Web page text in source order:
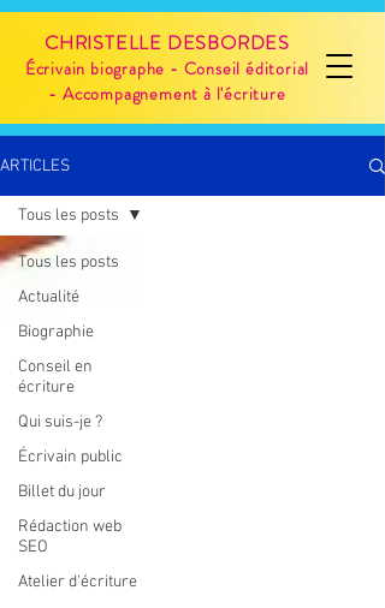
CHRISTELLE DESBORDES
Écrivain biographe - Conseil éditorial
- Accompagnement à l'écriture
ARTICLES
Tous les posts
Actualité
Biographie
Conseil en
écriture
Qui suis-je ?
Écrivain public
Billet du jour
Rédaction web
SEO
Atelier d'écriture
Tous les posts